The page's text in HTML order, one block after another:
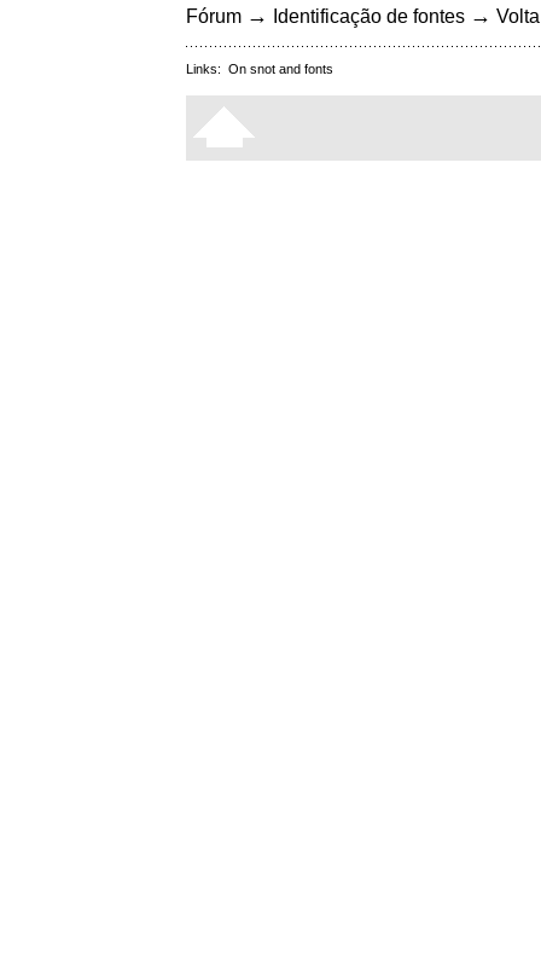
Fórum → Identificação de fontes →
Links: On snot and fonts